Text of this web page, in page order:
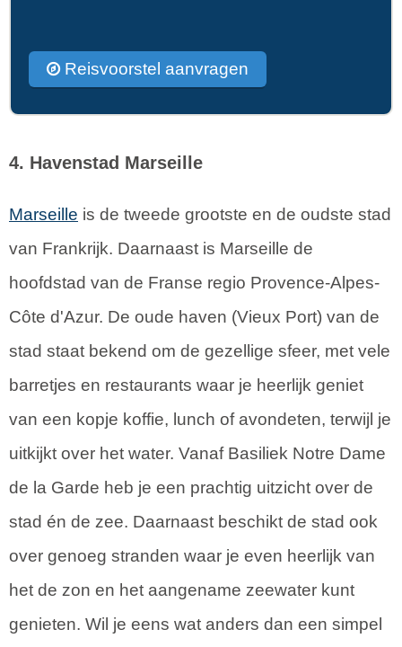
Reisvoorstel aanvragen
4. Havenstad Marseille
Marseille is de tweede grootste en de oudste stad
van Frankrijk. Daarnaast is Marseille de
hoofdstad van de Franse regio Provence-Alpes-
Côte d'Azur. De oude haven (Vieux Port) van de
stad staat bekend om de gezellige sfeer, met vele
barretjes en restaurants waar je heerlijk geniet
van een kopje koffie, lunch of avondeten, terwijl je
uitkijkt over het water. Vanaf Basiliek Notre Dame
de la Garde heb je een prachtig uitzicht over de
stad én de zee. Daarnaast beschikt de stad ook
over genoeg stranden waar je even heerlijk van
het de zon en het aangename zeewater kunt
genieten. Wil je eens wat anders dan een simpel